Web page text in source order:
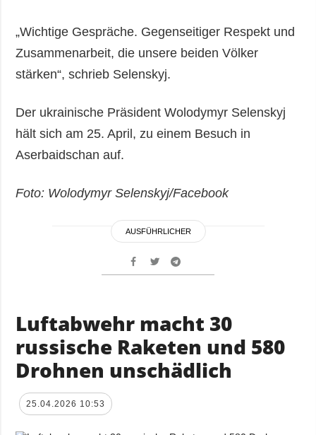
„Wichtige Gespräche. Gegenseitiger Respekt und
Zusammenarbeit, die unsere beiden Völker
stärken“, schrieb Selenskyj.
Der ukrainische Präsident Wolodymyr Selenskyj
hält sich am 25. April, zu einem Besuch in
Aserbaidschan auf.
Foto: Wolodymyr Selenskyj/Facebook
AUSFÜHRLICHER
Luftabwehr macht 30
russische Raketen und 580
Drohnen unschädlich
25.04.2026 10:53